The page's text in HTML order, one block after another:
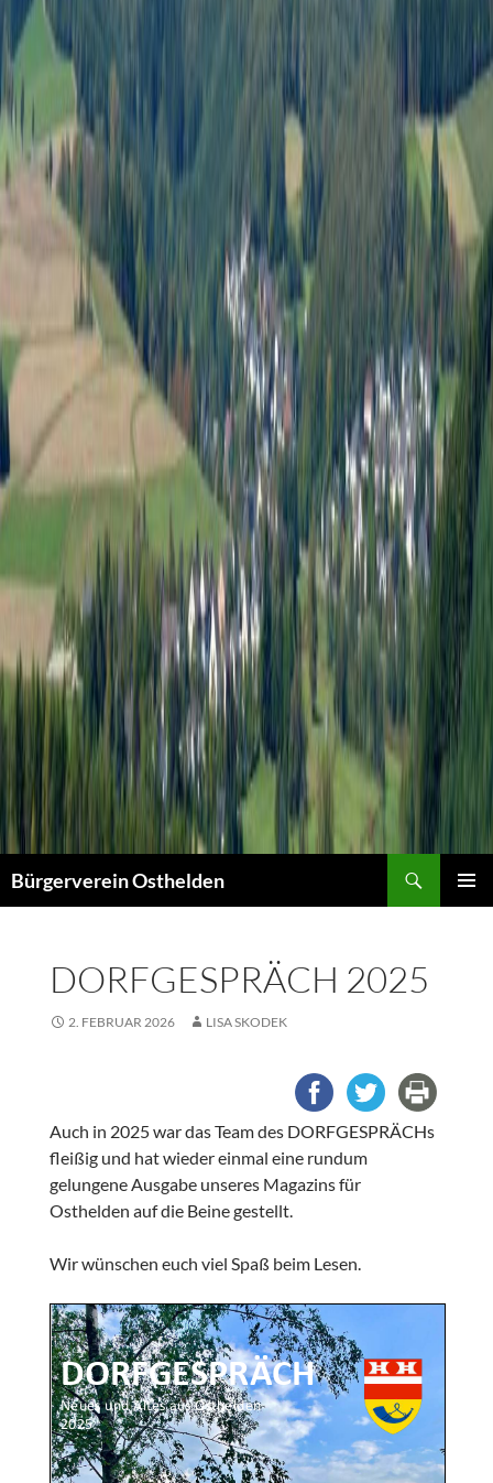
Bürgerverein Osthelden
DORFGESPRÄCH 2025
2. FEBRUAR 2026 LISA SKODEK
Auch in 2025 war das Team des DORFGESPRÄCHs
fleißig und hat wieder einmal eine rundum
gelungene Ausgabe unseres Magazins für
Osthelden auf die Beine gestellt.
Wir wünschen euch viel Spaß beim Lesen.